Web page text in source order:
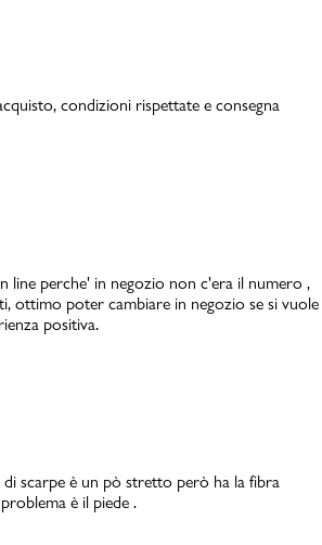
condizioni rispettate e consegna
line perche' in negozio non c'era il numero ,
ottimo poter cambiare in negozio se si vuole
positiva.
scarpe è un pò stretto però ha la fibra
è il piede .